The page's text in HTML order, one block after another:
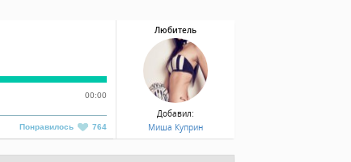
00:00
Понравилось 764
Любитель
Добавил:
Миша Куприн